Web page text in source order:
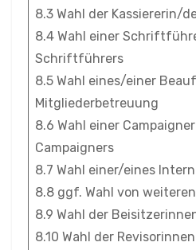
8.3 Wahl der Kassiererin/
8.4 Wahl einer
Schriftführers
8.5 Wahl eines/einer
Mitgliederbetreuung
8.6 Wahl einer
Campaigners
8.7 Wahl einer/eines
8.8 ggf. Wahl von
8.9 Wahl der
8.10 Wahl der